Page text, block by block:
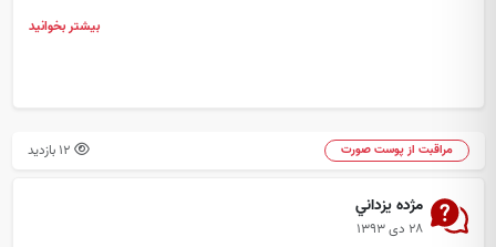
بیشتر بخوانید
مراقبت از پوست صورت
مژده يزداني
۲۸ دی ۱۳۹۳